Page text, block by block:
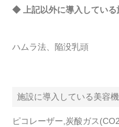
◆ 上記以外に導入している
ハムラ法、陥没乳頭
施設に導入している美容
ピコレーザー,炭酸ガス